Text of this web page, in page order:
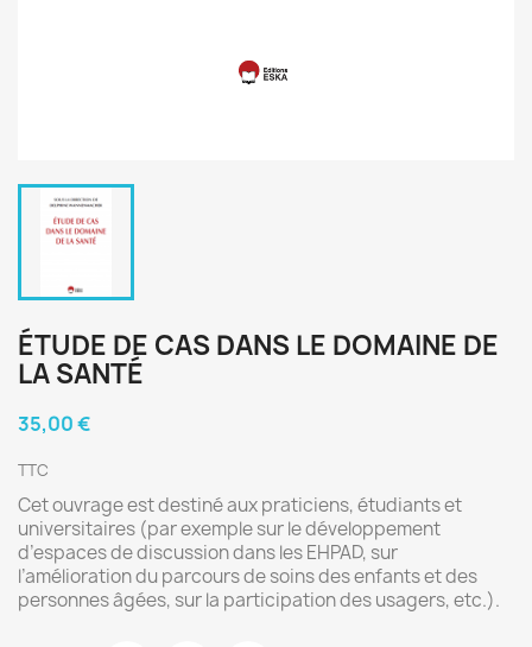
ÉTUDE DE CAS DANS LE DOMAINE DE
LA SANTÉ
35,00 €
TTC
Cet ouvrage est destiné aux praticiens, étudiants et
universitaires (par exemple sur le développement
d’espaces de discussion dans les EHPAD, sur
l’amélioration du parcours de soins des enfants et des
personnes âgées, sur la participation des usagers, etc.).